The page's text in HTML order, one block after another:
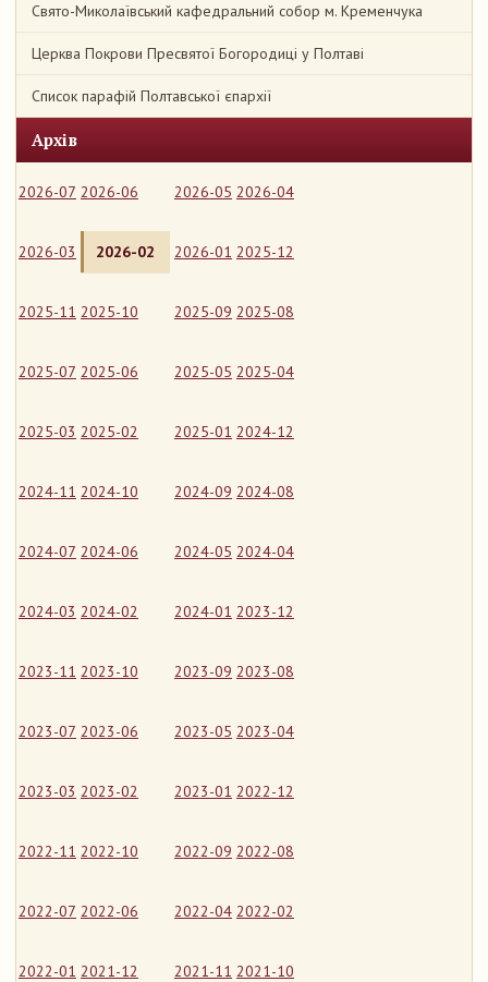
Свято-Миколаївський кафедральний собор м. Кременчука
Церква Покрови Пресвятої Богородиці у Полтаві
Список парафій Полтавської єпархії
Архів
2026-07 2026-06 2026-05 2026-04
2026-03 2026-02 2026-01 2025-12
2025-11 2025-10 2025-09 2025-08
2025-07 2025-06 2025-05 2025-04
2025-03 2025-02 2025-01 2024-12
2024-11 2024-10 2024-09 2024-08
2024-07 2024-06 2024-05 2024-04
2024-03 2024-02 2024-01 2023-12
2023-11 2023-10 2023-09 2023-08
2023-07 2023-06 2023-05 2023-04
2023-03 2023-02 2023-01 2022-12
2022-11 2022-10 2022-09 2022-08
2022-07 2022-06 2022-04 2022-02
2022-01 2021-12 2021-11 2021-10